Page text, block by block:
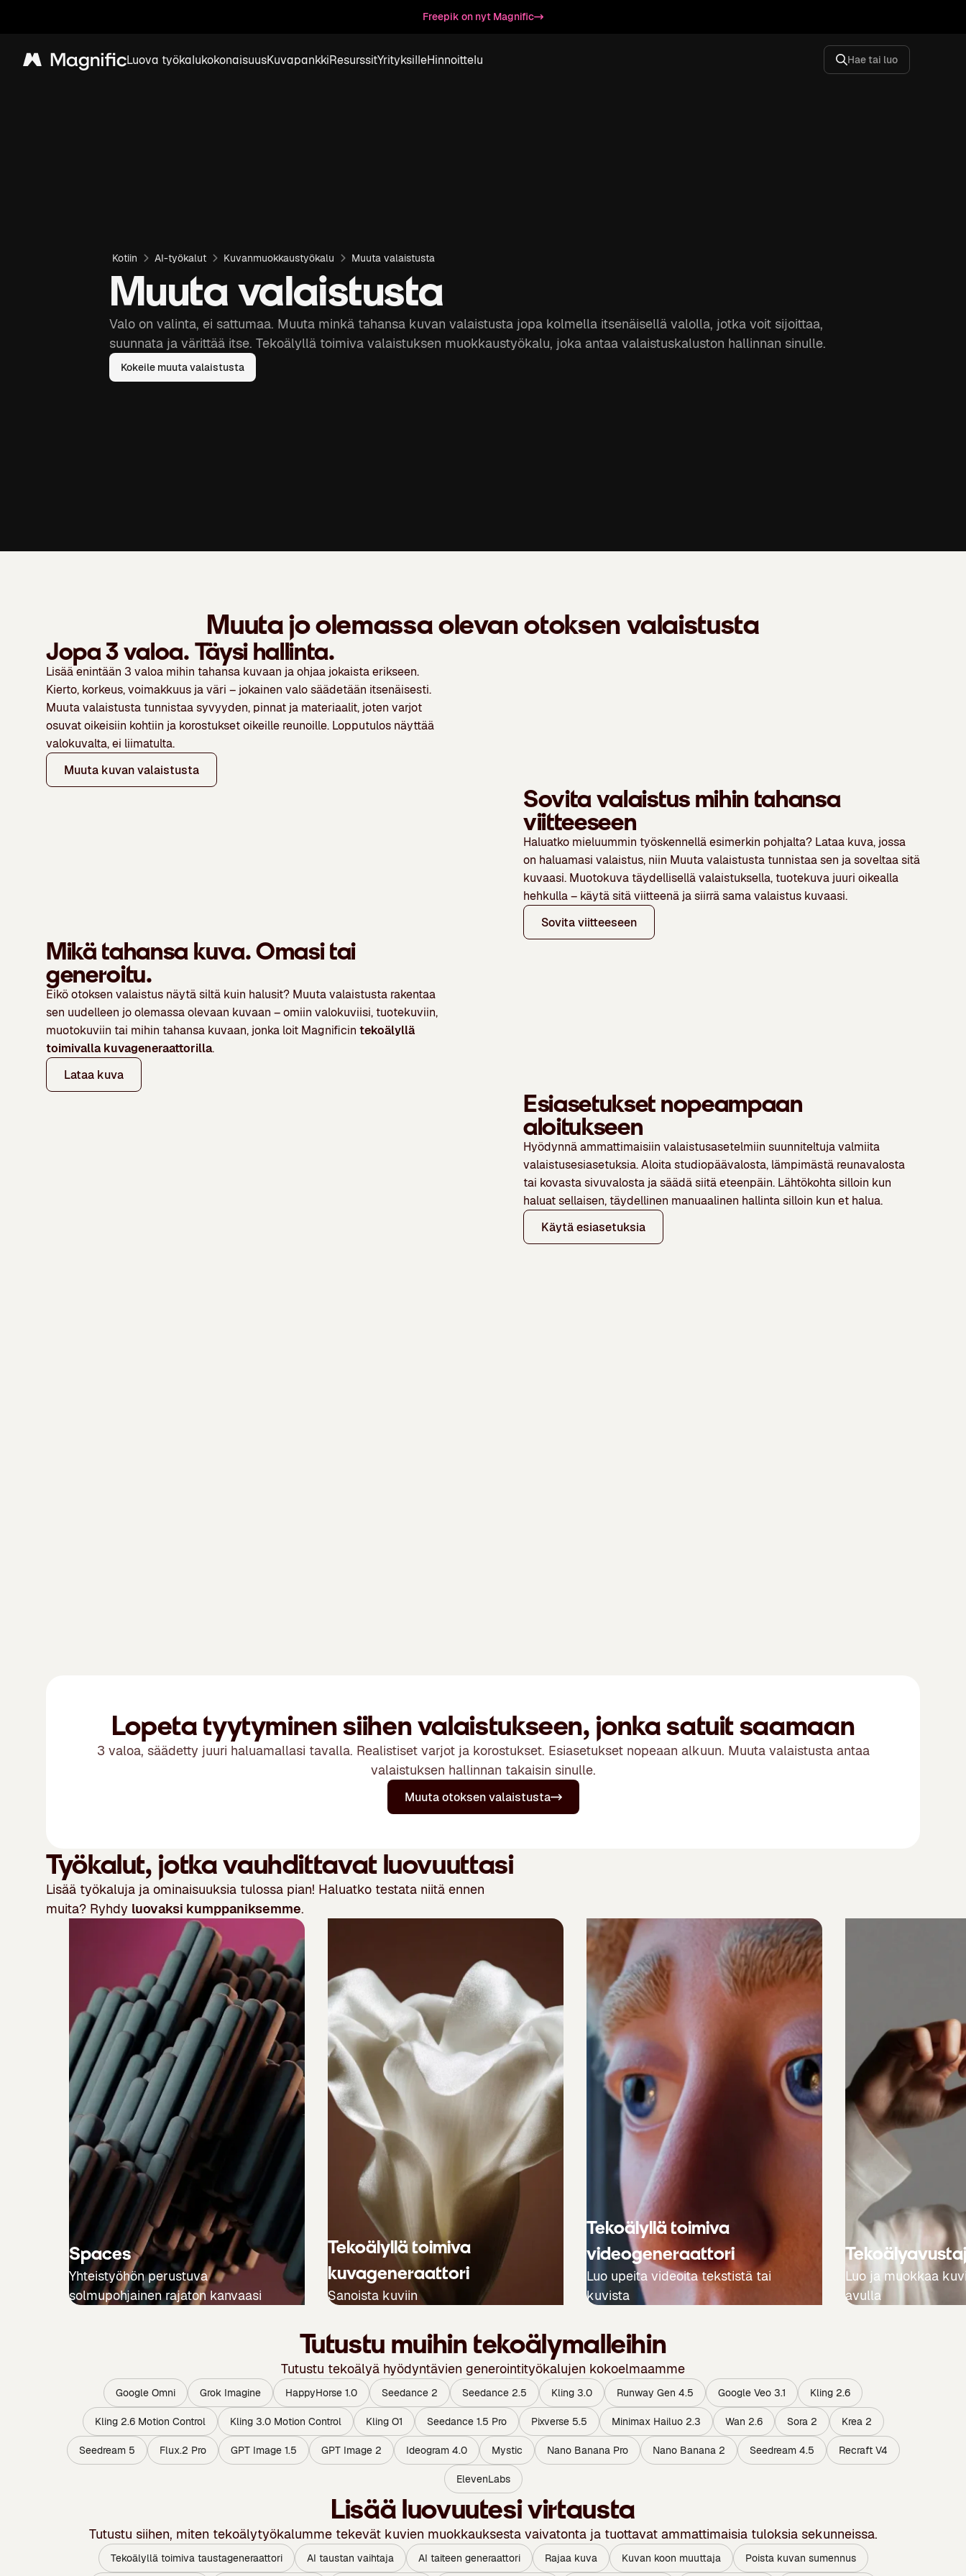
Freepik on nyt Magnific
Magnific Luova työkalukokonaisuusKuvapankkiResurssitYrityksilleHinnoittelu Hae tai luo
Kotiin AI-työkalut Kuvanmuokkaustyökalu Muuta valaistusta
Muuta valaistusta
Valo on valinta, ei sattumaa. Muuta minkä tahansa kuvan valaistusta jopa kolmella itsenäisellä valolla, jotka voit sijoittaa,
suunnata ja värittää itse. Tekoälyllä toimiva valaistuksen muokkaustyökalu, joka antaa valaistuskaluston hallinnan sinulle.
Kokeile muuta valaistusta
Muuta jo olemassa olevan otoksen valaistusta
Jopa 3 valoa. Täysi hallinta.
Lisää enintään 3 valoa mihin tahansa kuvaan ja ohjaa jokaista erikseen.
Kierto, korkeus, voimakkuus ja väri – jokainen valo säädetään itsenäisesti.
Muuta valaistusta tunnistaa syvyyden, pinnat ja materiaalit, joten varjot
osuvat oikeisiin kohtiin ja korostukset oikeille reunoille. Lopputulos näyttää
valokuvalta, ei liimatulta.
Muuta kuvan valaistusta
Sovita valaistus mihin tahansa
viitteeseen
Haluatko mieluummin työskennellä esimerkin pohjalta? Lataa kuva, jossa
on haluamasi valaistus, niin Muuta valaistusta tunnistaa sen ja soveltaa sitä
kuvaasi. Muotokuva täydellisellä valaistuksella, tuotekuva juuri oikealla
hehkulla – käytä sitä viitteenä ja siirrä sama valaistus kuvaasi.
Sovita viitteeseen
Mikä tahansa kuva. Omasi tai
generoitu.
Eikö otoksen valaistus näytä siltä kuin halusit? Muuta valaistusta rakentaa
sen uudelleen jo olemassa olevaan kuvaan – omiin valokuviisi, tuotekuviin,
muotokuviin tai mihin tahansa kuvaan, jonka loit Magnificin tekoälyllä
toimivalla kuvageneraattorilla.
Lataa kuva
Esiasetukset nopeampaan
aloitukseen
Hyödynnä ammattimaisiin valaistusasetelmiin suunniteltuja valmiita
valaistusesiasetuksia. Aloita studiopäävalosta, lämpimästä reunavalosta
tai kovasta sivuvalosta ja säädä siitä eteenpäin. Lähtökohta silloin kun
haluat sellaisen, täydellinen manuaalinen hallinta silloin kun et halua.
Käytä esiasetuksia
Lopeta tyytyminen siihen valaistukseen, jonka satuit saamaan
3 valoa, säädetty juuri haluamallasi tavalla. Realistiset varjot ja korostukset. Esiasetukset nopeaan alkuun. Muuta valaistusta antaa
valaistuksen hallinnan takaisin sinulle.
Muuta otoksen valaistusta
Työkalut, jotka vauhdittavat luovuuttasi
Lisää työkaluja ja ominaisuuksia tulossa pian! Haluatko testata niitä ennen
muita? Ryhdy luovaksi kumppaniksemme.
Spaces
Yhteistyöhön perustuva
solmupohjainen rajaton kanvaasi
Tekoälyllä toimiva
kuvageneraattori
Sanoista kuviin
Tekoälyllä toimiva
videogeneraattori
Luo upeita videoita tekstistä tai
kuvista
Luo ja muokkaa
avulla
Tutustu muihin tekoälymalleihin
Tutustu tekoälyä hyödyntävien generointityökalujen kokoelmaamme
Google Omni Grok Imagine HappyHorse 1.0 Seedance 2 Seedance 2.5 Kling 3.0 Runway Gen 4.5 Google Veo 3.1 Kling 2.6
Kling 2.6 Motion Control Kling 3.0 Motion Control Kling O1 Seedance 1.5 Pro Pixverse 5.5 Minimax Hailuo 2.3 Wan 2.6 Sora 2 Krea 2
Seedream 5 Flux.2 Pro GPT Image 1.5 GPT Image 2 Ideogram 4.0 Mystic Nano Banana Pro Nano Banana 2 Seedream 4.5 Recraft V4
ElevenLabs
Lisää luovuutesi virtausta
Tutustu siihen, miten tekoälytyökalumme tekevät kuvien muokkauksesta vaivatonta ja tuottavat ammattimaisia tuloksia sekunneissa.
Tekoälyllä toimiva taustageneraattori AI taustan vaihtaja AI taiteen generaattori Rajaa kuva Kuvan koon muuttaja Poista kuvan sumennus